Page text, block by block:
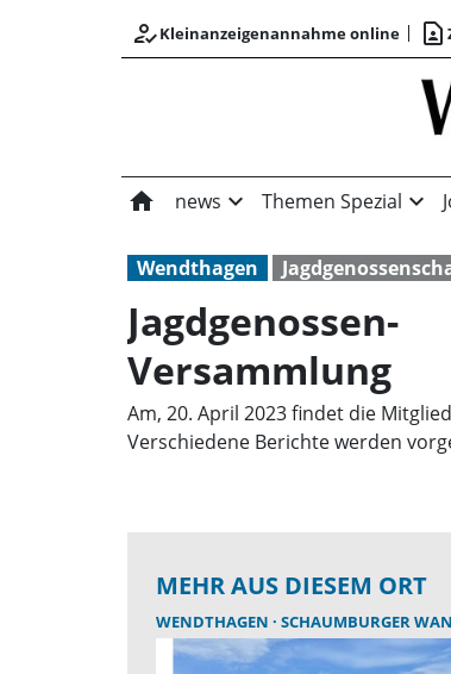
how_to_regKleinanzeigenannahme online contact_page
home news expand_more Themen Spezial expand_more
Wendthagen
Jagdgenossen-
Versammlung
Am, 20. April 2023 findet die
Verschiedene Berichte werden
MEHR AUS DIESEM ORT
WENDTHAGEN SCHAUMBURGER